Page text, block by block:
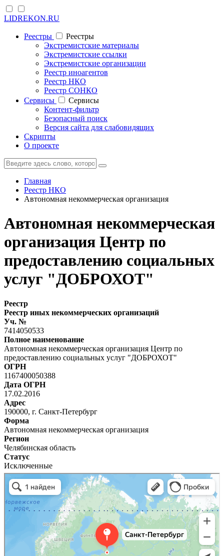
LIDREKON.RU
Реестры
Реестры
Экстремистские материалы
Экстремистские ссылки
Экстремистские организации
Реестр иноагентов
Реестр НКО
Реестр СОНКО
Cервисы
Cервисы
Контент-фильтр
Безопасный поиск
Версия сайта для слабовидящих
Скрипты
О проекте
Главная
Реестр НКО
Автономная некоммерческая организация
Автономная некоммерческая
организация Центр по
предоставлению социальных
услуг "ДОБРОХОТ"
Реестр
Реестр иных некоммерческих организаций
Уч. №
7414050533
Полное наименование
Автономная некоммерческая организация Центр по
предоставлению социальных услуг "ДОБРОХОТ"
ОГРН
1167400050388
Дата ОГРН
17.02.2016
Адрес
190000, г. Санкт-Петербург
Форма
Автономная некоммерческая организация
Регион
Челябинская область
Статус
Исключенные